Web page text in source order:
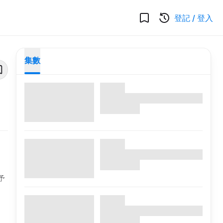
登記 / 登入
集數